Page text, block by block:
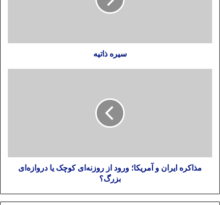
سیره ذاتیه
مذاکره ایران و آمریکا؛ ورود از روزنه‌ای کوچک یا دروازه‌ای
بزرگ؟